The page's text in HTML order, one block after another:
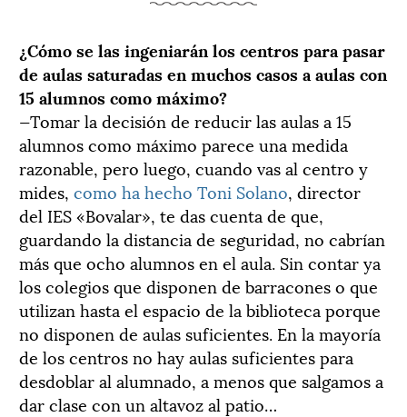
¿Cómo se las ingeniarán los centros para pasar
de aulas saturadas en muchos casos a aulas con
15 alumnos como máximo?
—Tomar la decisión de reducir las aulas a 15
alumnos como máximo parece una medida
razonable, pero luego, cuando vas al centro y
mides, como ha hecho Toni Solano, director
del IES «Bovalar», te das cuenta de que,
guardando la distancia de seguridad, no cabrían
más que ocho alumnos en el aula. Sin contar ya
los colegios que disponen de barracones o que
utilizan hasta el espacio de la biblioteca porque
no disponen de aulas suficientes. En la mayoría
de los centros no hay aulas suficientes para
desdoblar al alumnado, a menos que salgamos a
dar clase con un altavoz al patio…